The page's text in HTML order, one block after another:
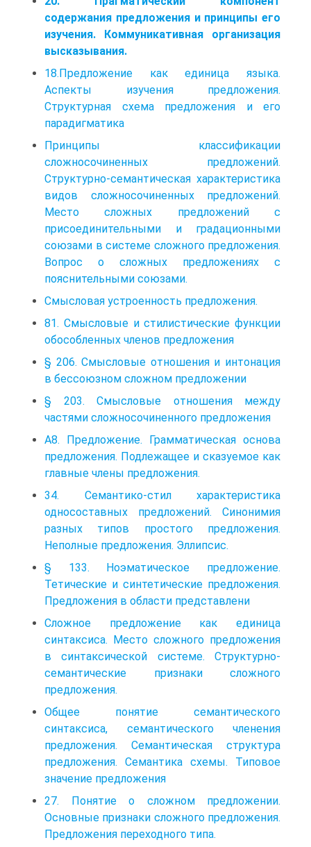
содержания предложения и принципы его
изучения. Коммуникативная организация
высказывания.
18.Предложение как единица языка.
Аспекты изучения предложения.
Структурная схема предложения и его
парадигматика
Принципы классификации
сложносочиненных предложений.
Структурно-семантическая характеристика
видов сложносочиненных предложений.
Место сложных предложений с
присоединительными и градационными
союзами в системе сложного предложения.
Вопрос о сложных предложениях с
пояснительными союзами.
Смысловая устроенность предложения.
81. Смысловые и стилистические функции
обособленных членов предложения
§ 206. Смысловые отношения и интонация
в бессоюзном сложном предложении
§ 203. Смысловые отношения между
частями сложносочиненного предложения
А8. Предложение. Грамматическая основа
предложения. Подлежащее и сказуемое как
главные члены предложения.
34. Семантико-стил характеристика
односоставных предложений. Синонимия
разных типов простого предложения.
Неполные предложения. Эллипсис.
§ 133. Ноэматическое предложение.
Тетические и синтетические предложения.
Предложения в области представлени
Сложное предложение как единица
синтаксиса. Место сложного предложения
в синтаксической системе. Структурно-
семантические признаки сложного
предложения.
Общее понятие семантического
синтаксиса, семантического членения
предложения. Семантическая структура
предложения. Семантика схемы. Типовое
значение предложения
27. Понятие о сложном предложении.
Основные признаки сложного предложения.
Предложения переходного типа.